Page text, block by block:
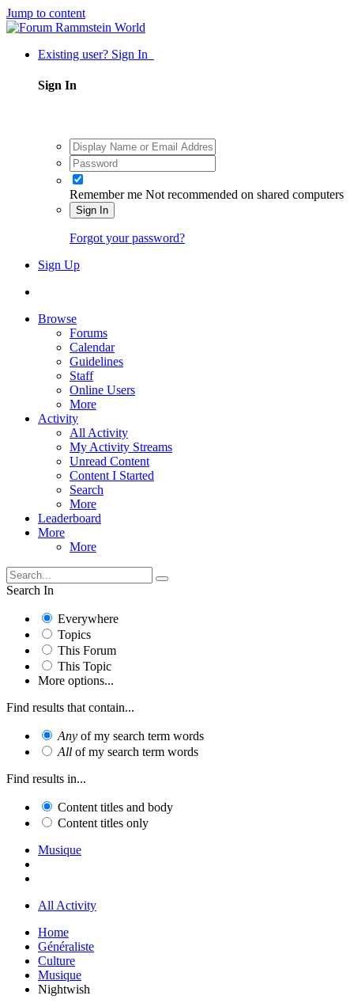
Jump to content
Existing user? Sign In
Sign In
Remember me Not recommended on shared computers
Sign In
Forgot your password?
Sign Up
Browse
Forums
Calendar
Guidelines
Staff
Online Users
More
Activity
All Activity
My Activity Streams
Unread Content
Content I Started
Search
More
Leaderboard
More
More
Search In
Everywhere
Topics
This Forum
This Topic
More options...
Find results that contain...
Any of my search term words
All of my search term words
Find results in...
Content titles and body
Content titles only
Musique
All Activity
Home
Généraliste
Culture
Musique
Nightwish